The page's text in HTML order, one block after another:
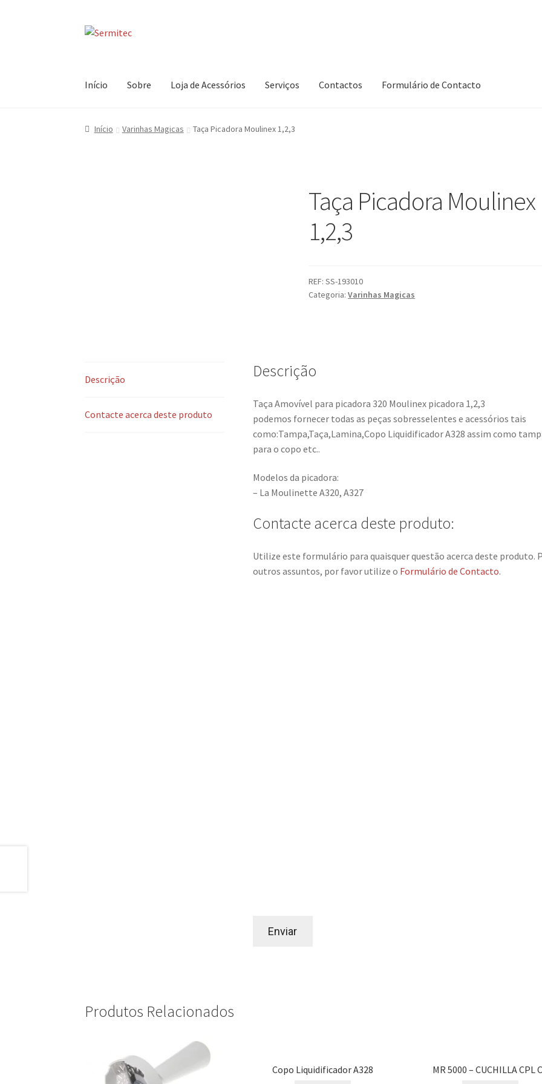
Ir
Saltar
Início Sobre Loja de Acessórios Serviços Contactos Formulário de Contacto
Início Varinhas Magicas Taça Picadora Moulinex 1,2,3
Taça Picadora Moulinex
1,2,3
REF:SS-193010
Categoria:Varinhas Magicas
Descrição
Contacte acerca deste produto
Descrição
Taça Amovível para picadora 320 Moulinex picadora 1,2,3
podemos fornecer todas as peças sobresselentes e acessórios tais
como:Tampa,Taça,Lamina,Copo Liquidificador A328 assim como
para o copo etc..
Modelos da picadora:
– La Moulinette A320, A327
Contacte acerca deste produto:
Utilize este formulário para quaisquer questão acerca deste produto.
outros assuntos, por favor utilize o Formulário de Contacto.
Produtos Relacionados
Copo Liquidificador A328 MR 5000 – CUCHILLA CPL